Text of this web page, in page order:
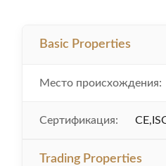
Basic Properties
Место происхождения:
Сертификация:
Trading Properties